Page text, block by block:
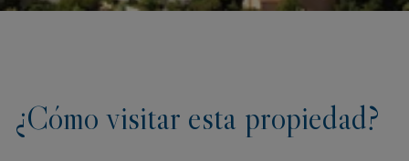
¿Cómo visitar esta propiedad?